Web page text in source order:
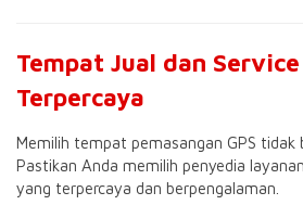
Tempat Jual dan Service
Terpercaya
Memilih tempat pemasangan GPS tidak
Pastikan Anda memilih penyedia layanan
yang terpercaya dan berpengalaman.